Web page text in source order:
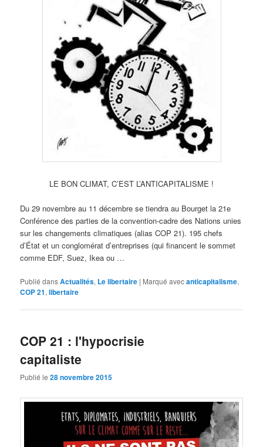
LE BON CLIMAT, C’EST L’ANTICAPITALISME !
Du 29 novembre au 11 décembre se tiendra au Bourget la 21e
Conférence des parties de la convention-cadre des Nations unies
sur les changements climatiques (alias COP 21). 195 chefs
d’État et un conglomérat d’entreprises (qui financent le sommet
comme EDF, Suez, Ikea ou …
Publié dansActualités, Le libertaire | Marqué avecanticapitalisme,
COP 21,libertaire
COP 21 : l'hypocrisie
capitaliste
Publié le28 novembre 2015